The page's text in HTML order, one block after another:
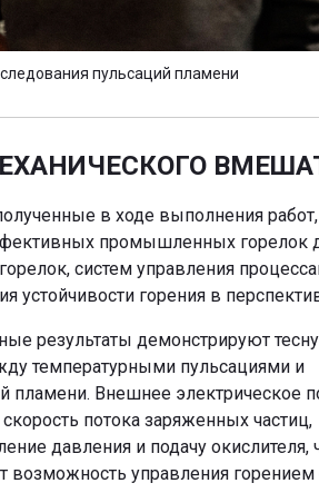
пульсаций пламени
в ходе выполнения
промышленных горелок
систем управления
устойчивости горения в
результаты демонстрируют
температурными пульсациями и
пламени. Внешнее электрическое
потока заряженных частиц,
давления и подачу окислителя,
возможность управления горением